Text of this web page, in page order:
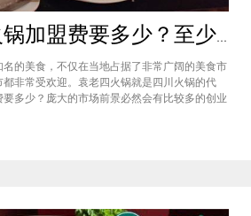
加盟袁老四火锅加盟费要多少？至少50万资金你准备好了吗？
的美食，不仅在当地占据了非常广阔的美食市
非常受欢迎。袁老四火锅就是四川火锅的代
多少？庞大的市场前景必然会有比较多的创业
准，袁老四火锅加盟至少要有50万资金你准备